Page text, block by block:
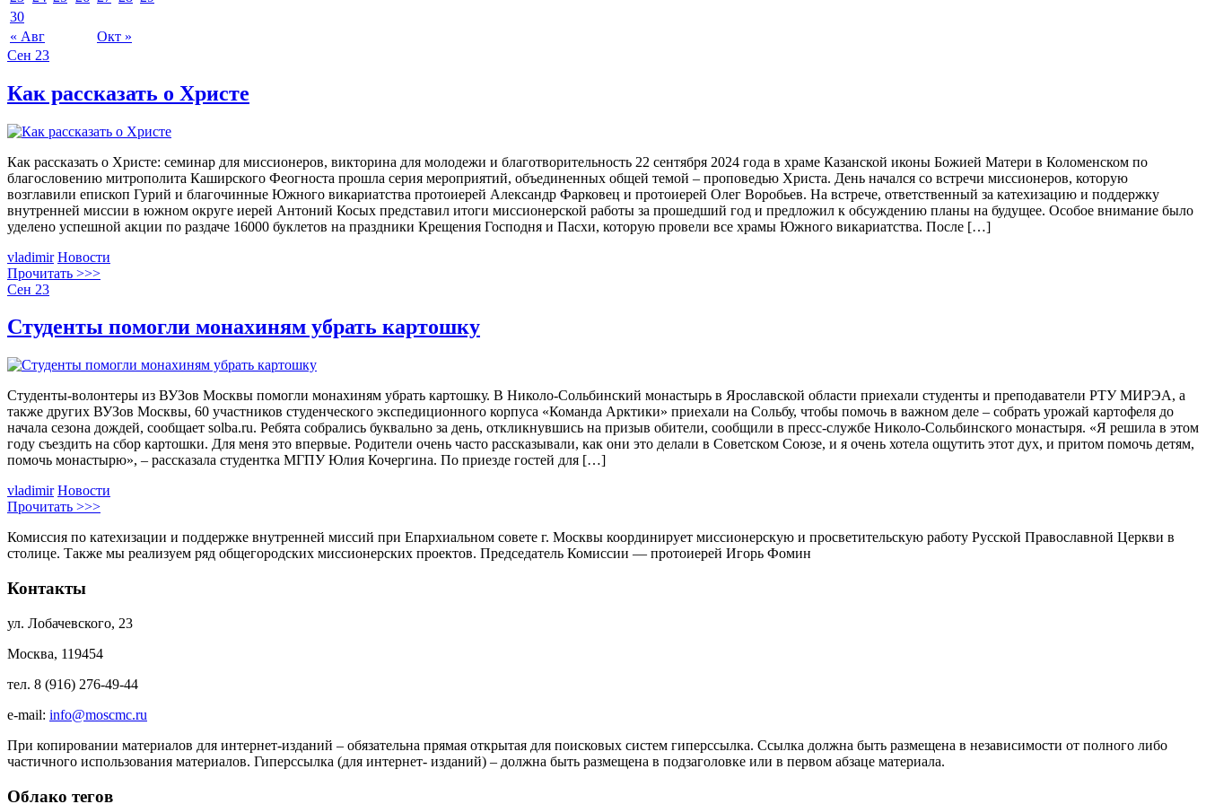
« Авг Окт »
30
Сен 23
Как рассказать о Христе
Как рассказать о Христе: семинар для миссионеров, викторина для молодежи и благотворительность 22 сентября 2024 года в храме Казанской иконы Божией Матери в Коломенском по
благословению митрополита Каширского Феогноста прошла серия мероприятий, объединенных общей темой – проповедью Христа. День начался со встречи миссионеров, которую
возглавили епископ Гурий и благочинные Южного викариатства протоиерей Александр Фарковец и протоиерей Олег Воробьев. На встрече, ответственный за катехизацию и поддержку
внутренней миссии в южном округе иерей Антоний Косых представил итоги миссионерской работы за прошедший год и предложил к обсуждению планы на будущее. Особое внимание было
уделено успешной акции по раздаче 16000 буклетов на праздники Крещения Господня и Пасхи, которую провели все храмы Южного викариатства. После […]
vladimir Новости
Прочитать >>>
Сен 23
Студенты помогли монахиням убрать картошку
Студенты-волонтеры из ВУЗов Москвы помогли монахиням убрать картошку. В Николо-Сольбинский монастырь в Ярославской области приехали студенты и преподаватели РТУ МИРЭА, а
также других ВУЗов Москвы, 60 участников студенческого экспедиционного корпуса «Команда Арктики» приехали на Сольбу, чтобы помочь в важном деле – собрать урожай картофеля до
начала сезона дождей, сообщает solba.ru. Ребята собрались буквально за день, откликнувшись на призыв обители, сообщили в пресс-службе Николо-Сольбинского монастыря. «Я решила в этом
году съездить на сбор картошки. Для меня это впервые. Родители очень часто рассказывали, как они это делали в Советском Союзе, и я очень хотела ощутить этот дух, и притом помочь детям,
помочь монастырю», – рассказала студентка МГПУ Юлия Кочергина. По приезде гостей для […]
vladimir Новости
Прочитать >>>
Комиссия по катехизации и поддержке внутренней миссий при Епархиальном совете г. Москвы координирует миссионерскую и просветительскую работу Русской Православной Церкви в
столице. Также мы реализуем ряд общегородских миссионерских проектов. Председатель Комиссии — протоиерей Игорь Фомин
Контакты
ул. Лобачевского, 23
Москва, 119454
тел. 8 (916) 276-49-44
e-mail: info@moscmc.ru
При копировании материалов для интернет-изданий – обязательна прямая открытая для поисковых систем гиперссылка. Ссылка должна быть размещена в независимости от полного либо
частичного использования материалов. Гиперссылка (для интернет- изданий) – должна быть размещена в подзаголовке или в первом абзаце материала.
Облако тегов